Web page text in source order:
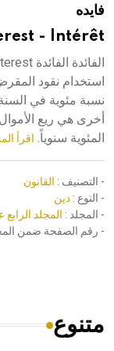
فايده
- Intérêt
استخدام نقود
نسبة مئوية في
أخرى هي ريع
المئوية سنوياً. اقرأ
- التصنيف : القانون
- النوع : دين
- المجلد : المجلد الرابع عشر،
- رقم الصفحة ضمن
متنوع